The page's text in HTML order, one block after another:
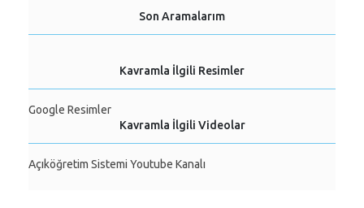
Son Aramalarım
Kavramla İlgili Resimler
Google Resimler
Kavramla İlgili Videolar
Açıköğretim Sistemi Youtube Kanalı